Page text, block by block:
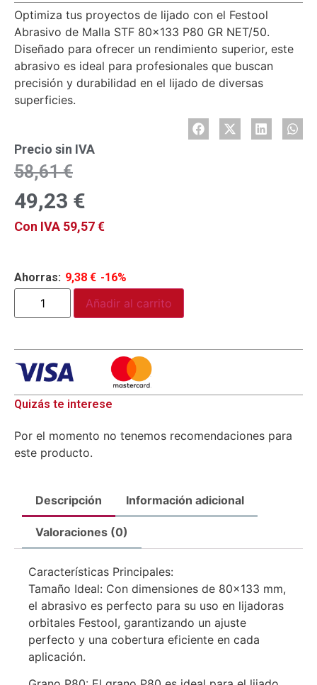
Optimiza tus proyectos de lijado con el Festool
Abrasivo de Malla STF 80×133 P80 GR NET/50.
Diseñado para ofrecer un rendimiento superior, este
abrasivo es ideal para profesionales que buscan
precisión y durabilidad en el lijado de diversas
superficies.
Precio sin IVA
58,61€
49,23 €
Con IVA 59,57€
Ahorras: 9,38 € -16%
Añadir al carrito
Quizás te interese
Por el momento no tenemos recomendaciones para
este producto.
Descripción Información adicional
Valoraciones (0)
Características Principales:
Tamaño Ideal: Con dimensiones de 80×133 mm,
el abrasivo es perfecto para su uso en lijadoras
orbitales Festool, garantizando un ajuste
perfecto y una cobertura eficiente en cada
aplicación.